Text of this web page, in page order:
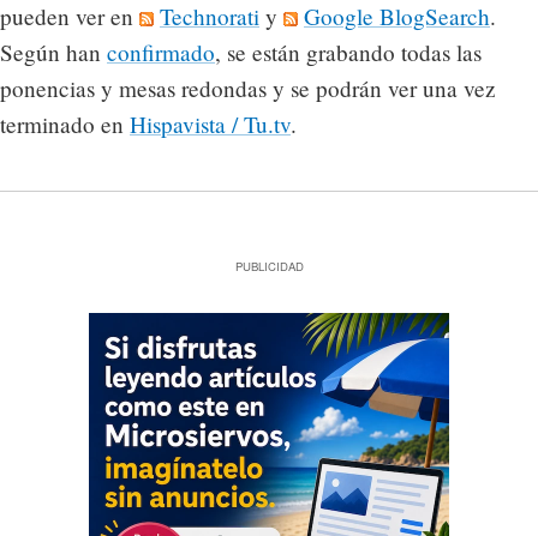
pueden ver en
Technorati y Google BlogSearch.
Según han confirmado, se están grabando todas las
ponencias y mesas redondas y se podrán ver una vez
terminado en Hispavista / Tu.tv.
PUBLICIDAD